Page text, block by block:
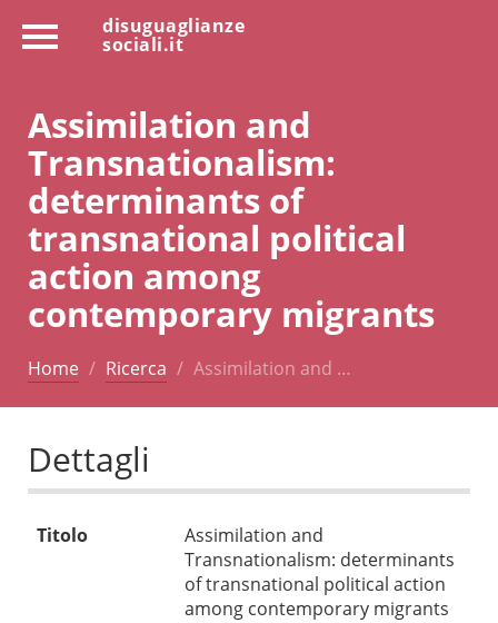
disuguaglianze
sociali.it
Assimilation and
Transnationalism:
determinants of
transnational political
action among
contemporary migrants
Home Ricerca Assimilation and …
Dettagli
Titolo
Assimilation and
Transnationalism: determinants
of transnational political action
among contemporary migrants